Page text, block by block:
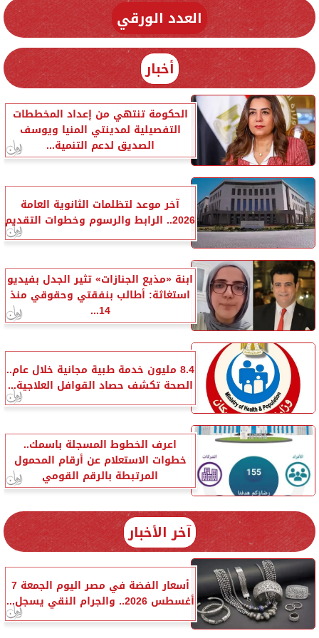
العدد الورقي
أخبار
الحكومة تنتهي من إعداد المخططات
التفصيلية لمدينتي المنيا ويوسف
الصديق لدعم التنمية...
آخر موعد لتظلمات الثانوية العامة
2026.. الرابط والرسوم وخطوات التقديم
ابنة «مذيع الجنازات» تثير الجدل بفيديو
استغاثة: أطالب بنفقتي وحقوقي منذ
14...
8.4 مليون خدمة طبية مجانية خلال عام..
الصحة تكشف حصاد القوافل العلاجية...
اعرف الخطوط المسجلة باسمك..
خطوات الاستعلام عن أرقام المحمول
المرتبطة بالرقم القومي
آخر الأخبار
أسعار الفضة في مصر اليوم الجمعة 7
أغسطس 2026.. والجرام النقي يسجل...